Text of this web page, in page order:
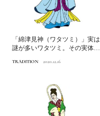
「綿津見神（ワタツミ）」実は
謎が多いワタツミ。その実体は
TRADITION 2020.12.16